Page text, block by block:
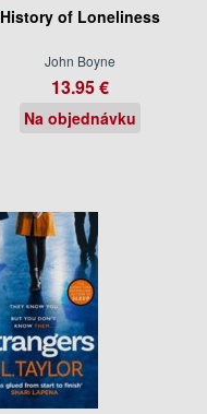
History of Loneliness
John Boyne
13.95 €
Na objednávku